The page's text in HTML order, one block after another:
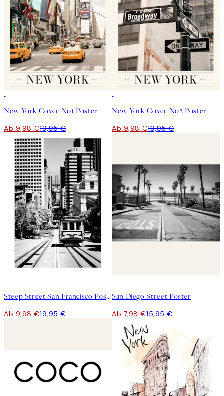
New York Cover No1 Poster
Ab 9,98 €19,95 €
New York Cover No2 Poster
Ab 9,98 €19,95 €
Steep Street San Francisco Poster
Ab 9,98 €19,95 €
San Diego Street Poster
Ab 7,98 €15,95 €